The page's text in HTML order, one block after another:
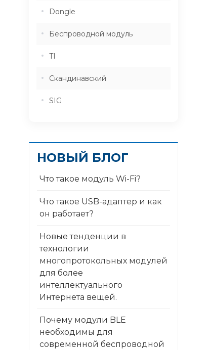
Dongle
Беспроводной модуль
TI
Скандинавский
SIG
НОВЫЙ БЛОГ
Что такое модуль Wi-Fi?
Что такое USB-адаптер и как
он работает?
Новые тенденции в
технологии
многопротокольных модулей
для более
интеллектуального
Интернета вещей.
Почему модули BLE
необходимы для
современной беспроводной